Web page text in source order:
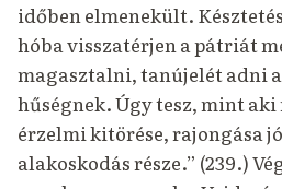
időben elmenekült.
hóba visszatérjen a pátriát
magasztalni, tanújelét adni
hűségnek. Úgy tesz, mint
érzelmi kitörése, rajongása
alakoskodás része.” (239.)